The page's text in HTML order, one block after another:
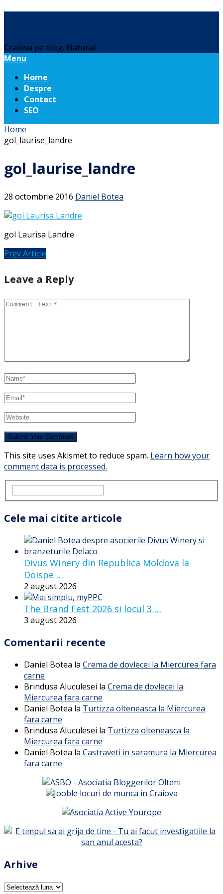
Craiova pe blog. Natural.
Menu
Home
Despre
Contact
SEO
Home
gol_laurise_landre
gol_laurise_landre
28 octombrie 2016 Daniel Botea
gol Laurisa Landre
Prev Article
Leave a Reply
This site uses Akismet to reduce spam. Learn how your
comment data is processed.
Cele mai citite articole
Divus Winery din Republica Moldova la
Doispe …
2 august 2026
The Brand Fest 2026 si locul 3 …
3 august 2026
Comentarii recente
Daniel Botea la Crema de dovlecei la Miercurea fara
carne
Brindusa Aluculesei la Crema de dovlecei la
Miercurea fara carne
Daniel Botea la Turtizza olteneasca la Miercurea
fara carne
Brindusa Aluculesei la Turtizza olteneasca la
Miercurea fara carne
Daniel Botea la Castraveti in saramura la Miercurea
fara carne
Arhive
Arhive